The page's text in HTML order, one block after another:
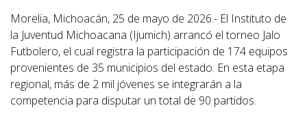
Morelia, Michoacán, 25 de mayo de 2026.- El Instituto de
la Juventud Michoacana (Ijumich) arrancó el torneo Jalo
Futbolero, el cual registra la participación de 174 equipos
provenientes de 35 municipios del estado. En esta etapa
regional, más de 2 mil jóvenes se integrarán a la
competencia para disputar un total de 90 partidos.